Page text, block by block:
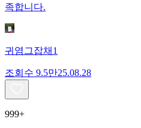
족합니다.
귀염그잡채1
조회수 9.5만25.08.28
999+